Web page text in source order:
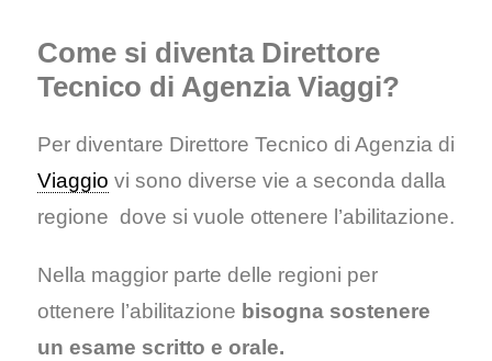
Come si diventa Direttore
Tecnico di Agenzia Viaggi?
Per diventare Direttore Tecnico di Agenzia di
Viaggio vi sono diverse vie a seconda dalla
regione dove si vuole ottenere l’abilitazione.
Nella maggior parte delle regioni per
ottenere l’abilitazione bisogna sostenere
un esame scritto e orale.